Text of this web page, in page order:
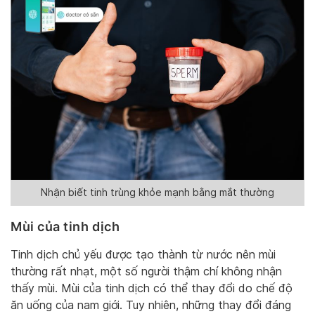
Nhận biết tinh trùng khỏe mạnh bằng mắt thường
Mùi của tinh dịch
Tinh dịch chủ yếu được tạo thành từ nước nên mùi
thường rất nhạt, một số người thậm chí không nhận
thấy mùi. Mùi của tinh dịch có thể thay đổi do chế độ
ăn uống của nam giới. Tuy nhiên, những thay đổi đáng